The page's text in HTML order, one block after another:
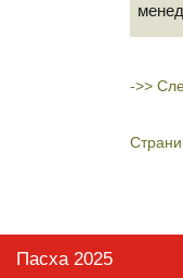
->>
Пасха 2025